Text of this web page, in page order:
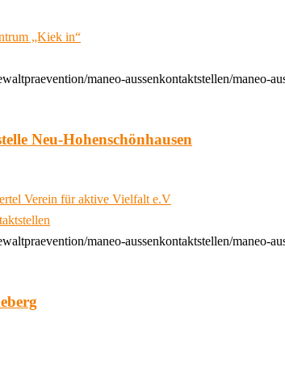
„Kiek in“
maneo-aussenkontaktstellen/maneo-
Neu-Hohenschönhausen
Verein für aktive Vielfalt e.V
maneo-aussenkontaktstellen/maneo-